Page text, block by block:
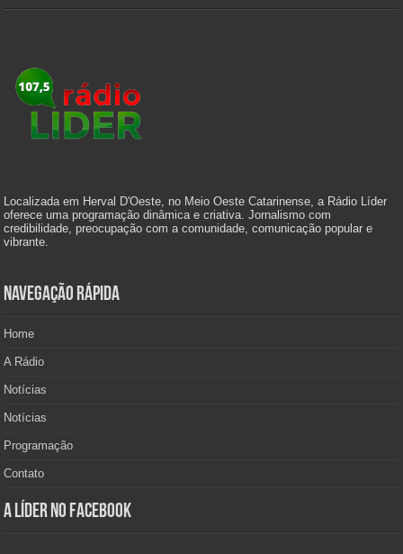
Localizada em Herval D'Oeste, no Meio Oeste Catarinense, a Rádio Líder
oferece uma programação dinâmica e criativa. Jornalismo com
credibilidade, preocupação com a comunidade, comunicação popular e
vibrante.
Navegação Rápida
Home
A Rádio
Notícias
Notícias
Programação
Contato
A Líder no Facebook